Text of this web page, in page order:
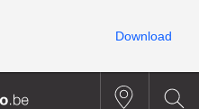
Download